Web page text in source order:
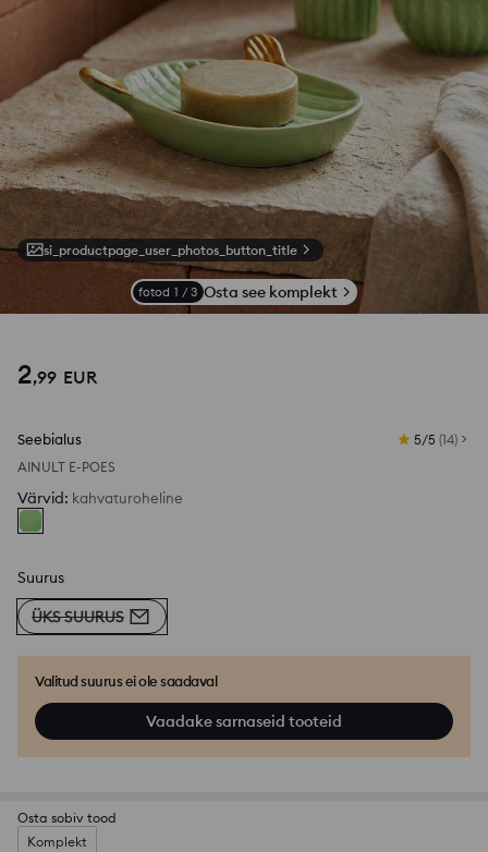
si_productpage_user_photos_button_title
fotod 1 / 3 Osta see komplekt
2,99 EUR
Seebialus 5/5 (14)
AINULT E-POES
Värvid: kahvaturoheline
Suurus
ÜKS SUURUS
Valitud suurus ei ole saadaval
Vaadake sarnaseid tooteid
Osta sobiv tood
Komplekt